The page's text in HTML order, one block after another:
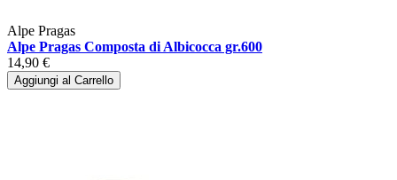
Alpe Pragas
Alpe Pragas Composta di Albicocca gr.600
14,90 €
Aggiungi al Carrello